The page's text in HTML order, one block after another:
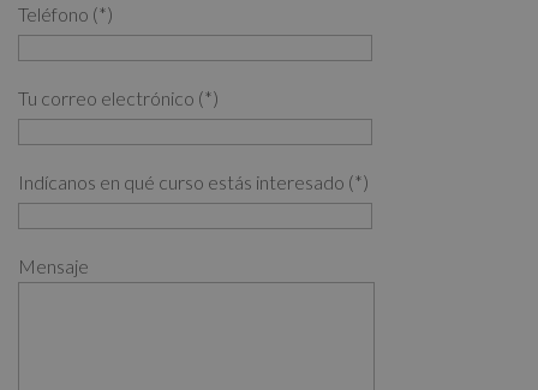
Teléfono (*)
Tu correo electrónico (*)
Indícanos en qué curso estás interesado (*)
Mensaje